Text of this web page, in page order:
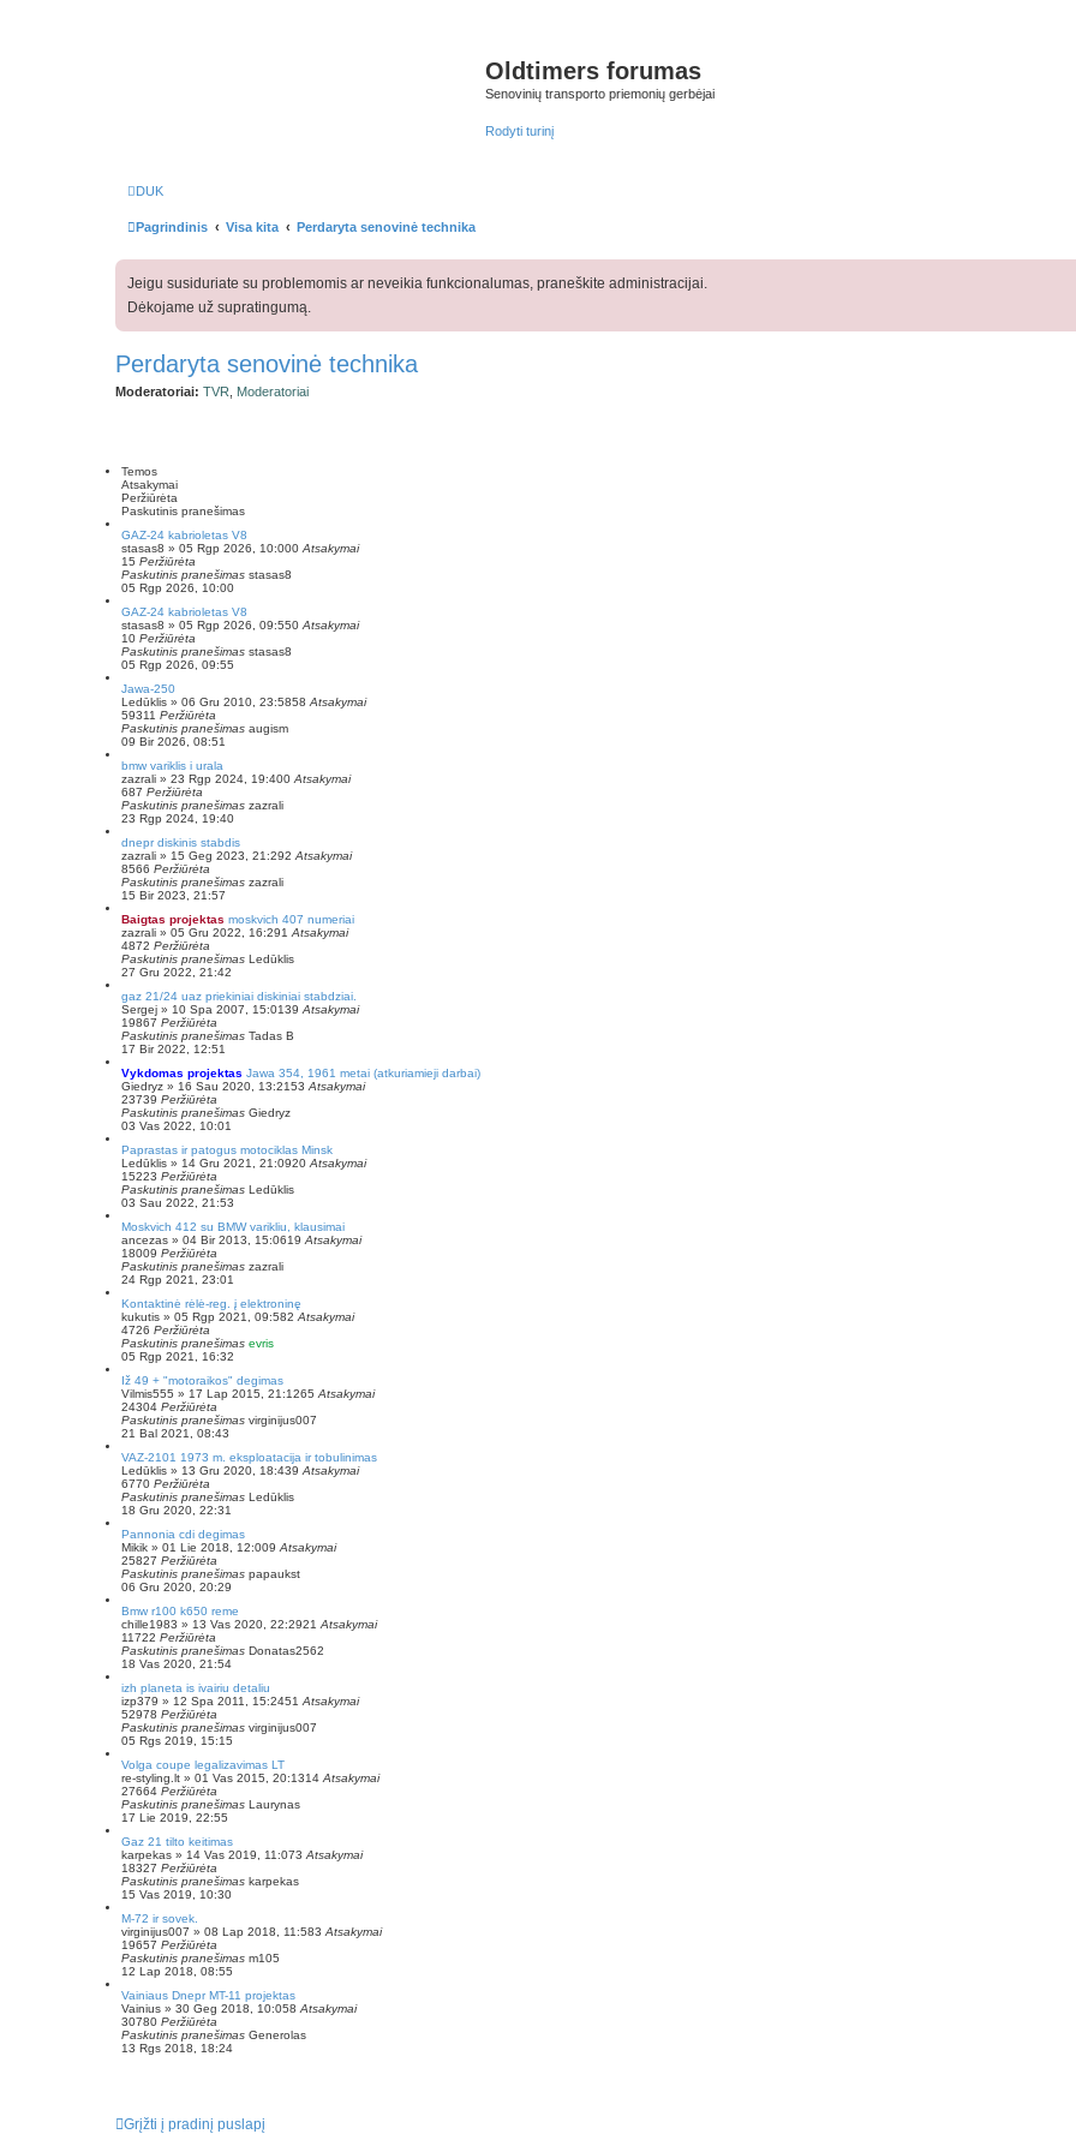
Oldtimers forumas
Senovinių transporto priemonių gerbėjai
Rodyti turinį
DUK
Pagrindinis Visa kita Perdaryta senovinė technika
Jeigu susiduriate su problemomis ar neveikia funkcionalumas, praneškite administracijai.
Dėkojame už supratingumą.
Perdaryta senovinė technika
Moderatoriai: TVR Moderatoriai
Temos
Atsakymai
Peržiūrėta
Paskutinis pranešimas
GAZ-24 kabrioletas V8
stasas8 » 05 Rgp 2026, 10:000 Atsakymai
15 Peržiūrėta
Paskutinis pranešimas stasas8
05 Rgp 2026, 10:00
GAZ-24 kabrioletas V8
stasas8 » 05 Rgp 2026, 09:550 Atsakymai
10 Peržiūrėta
Paskutinis pranešimas stasas8
05 Rgp 2026, 09:55
Jawa-250
Ledūklis » 06 Gru 2010, 23:5858 Atsakymai
59311 Peržiūrėta
Paskutinis pranešimas augism
09 Bir 2026, 08:51
bmw variklis i urala
zazrali » 23 Rgp 2024, 19:400 Atsakymai
687 Peržiūrėta
Paskutinis pranešimas zazrali
23 Rgp 2024, 19:40
dnepr diskinis stabdis
zazrali » 15 Geg 2023, 21:292 Atsakymai
8566 Peržiūrėta
Paskutinis pranešimas zazrali
15 Bir 2023, 21:57
Baigtas projektas moskvich 407 numeriai
zazrali » 05 Gru 2022, 16:291 Atsakymai
4872 Peržiūrėta
Paskutinis pranešimas Ledūklis
27 Gru 2022, 21:42
gaz 21/24 uaz priekiniai diskiniai stabdziai.
Sergej » 10 Spa 2007, 15:0139 Atsakymai
19867 Peržiūrėta
Paskutinis pranešimas Tadas B
17 Bir 2022, 12:51
Vykdomas projektas Jawa 354, 1961 metai (atkuriamieji darbai)
Giedryz » 16 Sau 2020, 13:2153 Atsakymai
23739 Peržiūrėta
Paskutinis pranešimas Giedryz
03 Vas 2022, 10:01
Paprastas ir patogus motociklas Minsk
Ledūklis » 14 Gru 2021, 21:0920 Atsakymai
15223 Peržiūrėta
Paskutinis pranešimas Ledūklis
03 Sau 2022, 21:53
Moskvich 412 su BMW varikliu, klausimai
ancezas » 04 Bir 2013, 15:0619 Atsakymai
18009 Peržiūrėta
Paskutinis pranešimas zazrali
24 Rgp 2021, 23:01
Kontaktinė rėlė-reg. į elektroninę
kukutis » 05 Rgp 2021, 09:582 Atsakymai
4726 Peržiūrėta
Paskutinis pranešimas evris
05 Rgp 2021, 16:32
Iž 49 + "motoraikos" degimas
Vilmis555 » 17 Lap 2015, 21:1265 Atsakymai
24304 Peržiūrėta
Paskutinis pranešimas virginijus007
21 Bal 2021, 08:43
VAZ-2101 1973 m. eksploatacija ir tobulinimas
Ledūklis » 13 Gru 2020, 18:439 Atsakymai
6770 Peržiūrėta
Paskutinis pranešimas Ledūklis
18 Gru 2020, 22:31
Pannonia cdi degimas
Mikik » 01 Lie 2018, 12:009 Atsakymai
25827 Peržiūrėta
Paskutinis pranešimas papaukst
06 Gru 2020, 20:29
Bmw r100 k650 reme
chille1983 » 13 Vas 2020, 22:2921 Atsakymai
11722 Peržiūrėta
Paskutinis pranešimas Donatas2562
18 Vas 2020, 21:54
izh planeta is ivairiu detaliu
izp379 » 12 Spa 2011, 15:2451 Atsakymai
52978 Peržiūrėta
Paskutinis pranešimas virginijus007
05 Rgs 2019, 15:15
Volga coupe legalizavimas LT
re-styling.lt » 01 Vas 2015, 20:1314 Atsakymai
27664 Peržiūrėta
Paskutinis pranešimas Laurynas
17 Lie 2019, 22:55
Gaz 21 tilto keitimas
karpekas » 14 Vas 2019, 11:073 Atsakymai
18327 Peržiūrėta
Paskutinis pranešimas karpekas
15 Vas 2019, 10:30
M-72 ir sovek.
virginijus007 » 08 Lap 2018, 11:583 Atsakymai
19657 Peržiūrėta
Paskutinis pranešimas m105
12 Lap 2018, 08:55
Vainiaus Dnepr MT-11 projektas
Vainius » 30 Geg 2018, 10:058 Atsakymai
30780 Peržiūrėta
Paskutinis pranešimas Generolas
13 Rgs 2018, 18:24
Grįžti į pradinį puslapį